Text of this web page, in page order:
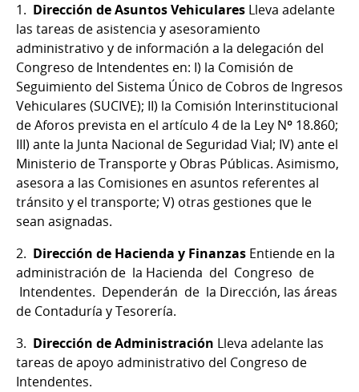
1. Dirección de Asuntos Vehiculares Lleva adelante
las tareas de asistencia y asesoramiento
administrativo y de información a la delegación del
Congreso de Intendentes en: I) la Comisión de
Seguimiento del Sistema Único de Cobros de Ingresos
Vehiculares (SUCIVE); II) la Comisión Interinstitucional
de Aforos prevista en el artículo 4 de la Ley Nº 18.860;
III) ante la Junta Nacional de Seguridad Vial; IV) ante el
Ministerio de Transporte y Obras Públicas. Asimismo,
asesora a las Comisiones en asuntos referentes al
tránsito y el transporte; V) otras gestiones que le
sean asignadas.
2. Dirección de Hacienda y Finanzas Entiende en la
administración de la Hacienda del Congreso de
Intendentes. Dependerán de la Dirección, las áreas
de Contaduría y Tesorería.
3. Dirección de Administración Lleva adelante las
tareas de apoyo administrativo del Congreso de
Intendentes.